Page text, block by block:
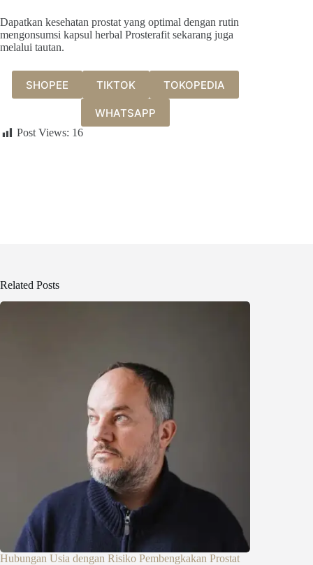
Dapatkan kesehatan prostat yang optimal dengan rutin
mengonsumsi kapsul herbal Prosterafit sekarang juga
melalui tautan.
SHOPEE TIKTOK TOKOPEDIA
WHATSAPP
Post Views: 16
Related Posts
Hubungan Usia dengan Risiko Pembengkakan Prostat